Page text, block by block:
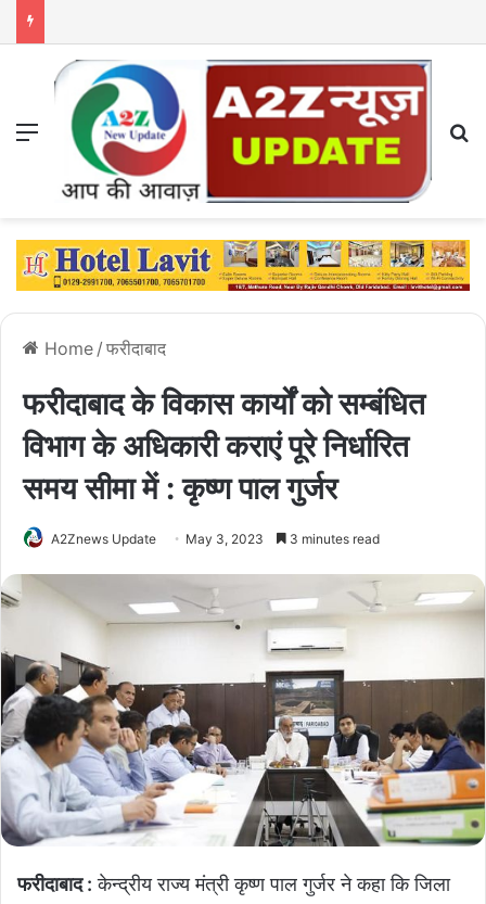
Menu
Home / फरीदाबाद
फरीदाबाद के विकास कार्यों को सम्बंधित
विभाग के अधिकारी कराएं पूरे निर्धारित
समय सीमा में : कृष्ण पाल गुर्जर
A2Znews Update May 3, 2023 3 minutes read
फरीदाबाद : केन्द्रीय राज्य मंत्री कृष्ण पाल गुर्जर ने कहा कि जिला